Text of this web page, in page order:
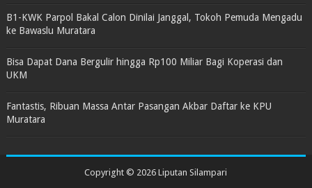
B1-KWK Parpol Bakal Calon Dinilai Janggal, Tokoh Pemuda Mengadu
ke Bawaslu Muratara
Bisa Dapat Dana Bergulir hingga Rp100 Miliar Bagi Koperasi dan
UKM
Fantastis, Ribuan Massa Antar Pasangan Akbar Daftar ke KPU
Muratara
Copyright © 2026Liputan Silampari